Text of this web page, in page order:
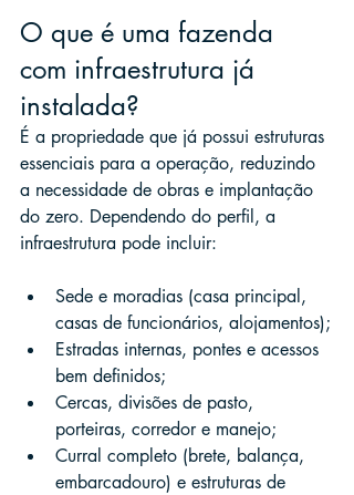
O que é uma fazenda
com infraestrutura já
instalada?
É a propriedade que já possui estruturas
essenciais para a operação, reduzindo
a necessidade de obras e implantação
do zero. Dependendo do perfil, a
infraestrutura pode incluir:
Sede e moradias (casa principal,
casas de funcionários, alojamentos);
Estradas internas, pontes e acessos
bem definidos;
Cercas, divisões de pasto,
porteiras, corredor e manejo;
Curral completo (brete, balança,
embarcadouro) e estruturas de